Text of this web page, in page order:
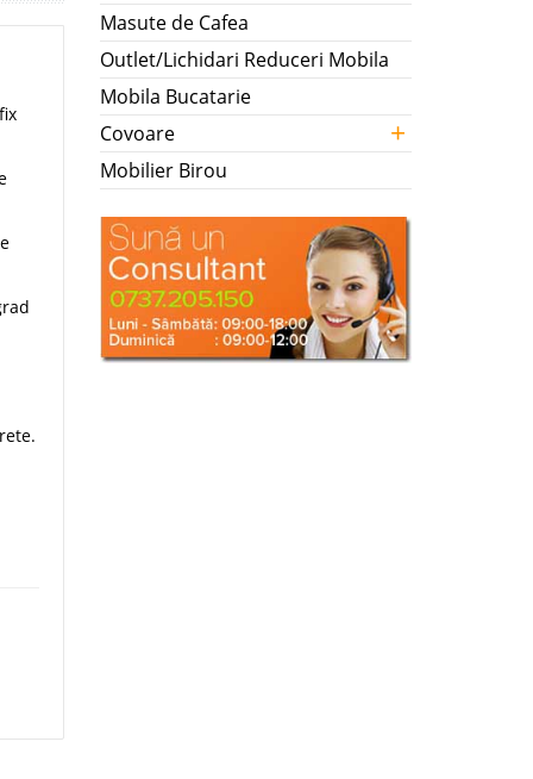
Masute de Cafea
Outlet/Lichidari Reduceri Mobila
Mobila Bucatarie
Covoare
+
Mobilier Birou